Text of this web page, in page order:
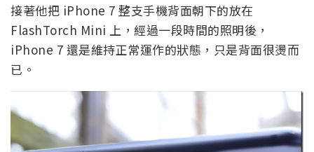
接著他把 iPhone 7 整支手機背面朝下的放在
FlashTorch Mini 上，經過一段時間的照明後，
iPhone 7 還是維持正常運作的狀態，只是背面很燙而
已。